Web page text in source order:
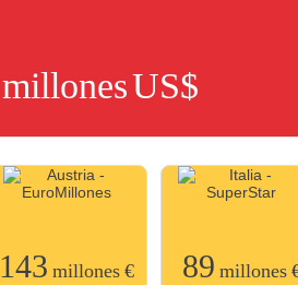
millonesUS$
143 millones € 89 millones